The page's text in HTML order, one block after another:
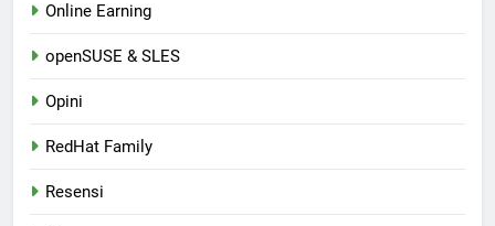
Online Earning
openSUSE & SLES
Opini
RedHat Family
Resensi